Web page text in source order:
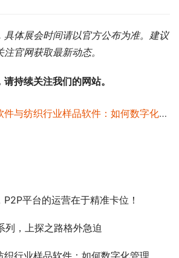
具体展会时间请以官方公布为准。建议
官网获取最新动态。
持续关注我们的网站。
纺织行业样品软件：如何数字化管理，降本增效？
平台的运营在于精准卡位！
列，上探之路格外急迫
业样品软件：如何数字化管理，降本增效？